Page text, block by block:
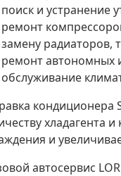
поиск и устранение
ремонт
замену радиаторов,
ремонт автономных
обслуживание
кондиционера
хладагента
и
автосервис